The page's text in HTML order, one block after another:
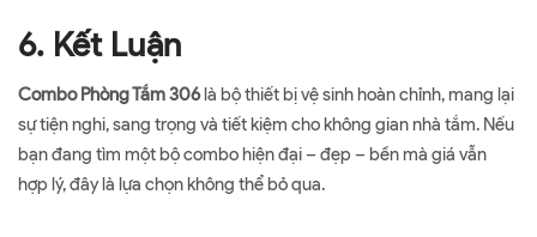
6. Kết Luận
Combo Phòng Tắm 306là bộ thiết bị vệ sinh hoàn chỉnh, mang lại
sự tiện nghi, sang trọng và tiết kiệm cho không gian nhà tắm. Nếu
bạn đang tìm một bộ combo hiện đại – đẹp – bền mà giá vẫn
hợp lý, đây là lựa chọn không thể bỏ qua.